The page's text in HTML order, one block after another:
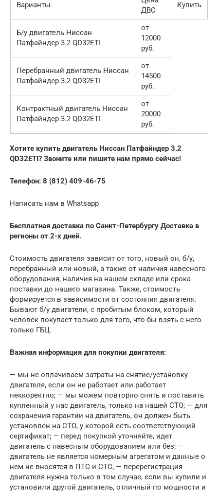
Варианты
ДВС
Купить
Б/у двигатель Ниссан
Патфайндер 3.2 QD32ETI
от
12000
руб.
Перебранный двигатель Ниссан
Патфайндер 3.2 QD32ETI
от
14500
руб.
Контрактный двигатель Ниссан
Патфайндер 3.2 QD32ETI
от
20000
руб.
Хотите купить двигатель Ниссан Патфайндер 3.2
QD32ETI? Звоните или пишите нам прямо сейчас!
Телефон: 8 (812) 409-46-75
Написать нам в Whatsapp
Бесплатная доставка по Санкт-Петербургу Доставка в
регионы от 2-х дней.
Стоимость двигателя зависит от того, новый он, б/у,
перебранный или новый, а также от наличия навесного
оборудования, наличия на нашем складе или срока
поставки до нашего магазина. Также, стоимость
формируется в зависимости от состояния двигателя.
Бывают б/у двигатели, с пробитым блоком, который
человек покупает только для того, что бы взять с него
только ГБЦ.
Важная информация для покупки двигателя:
— мы не оплачиваем затраты на снятие/установку
двигателя, если он не работает или работает
неккоректно; — мы можем повторно снять и поставить
купленный у нас двигатель, только на нашей СТО; — для
сохранения гарантии на двигатель, он должен быть
установлен на СТО, у которой есть соответствующий
сертификат; — перед покупкой уточняйте, идет
двигатель с навесным оборудованием или без; —
двигатель не является номерным агрегатом и данные о
нем не вносятся в ПТС и СТС; — перерегистрация
двигателя нужна только в том случае, если вы купили и
установили другой двигатель, отличный по мощности и